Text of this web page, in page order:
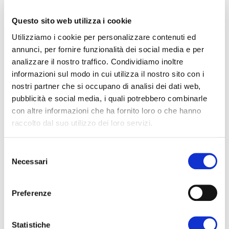
Questo sito web utilizza i cookie
Utilizziamo i cookie per personalizzare contenuti ed
annunci, per fornire funzionalità dei social media e per
analizzare il nostro traffico. Condividiamo inoltre
informazioni sul modo in cui utilizza il nostro sito con i
nostri partner che si occupano di analisi dei dati web,
pubblicità e social media, i quali potrebbero combinarle
con altre informazioni che ha fornito loro o che hanno
raccolto dal suo utilizzo dei loro servizi.
delNecessari
Preferenze
Statistiche
Ven)
Dom)
Maggio e
€ 30,00 € 40,00
Giugno € 40,00 € 50,00
Luglio € 50,00 € 60,00
L’importo della Convenzione con Lido Pantano
1 ombrellone (per massimo 3 adulti o 2 adulti e 2 ragazzi) + 2
lettini (massimo 4 ingressi). Un lettino aggiuntivo ha un costo